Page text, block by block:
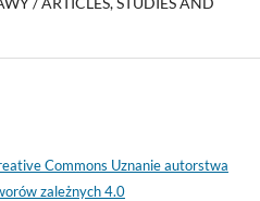
Commons Uznanie autorstwa
zależnych 4.0